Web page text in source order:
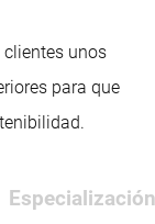
clientes unos
para que
Especialización